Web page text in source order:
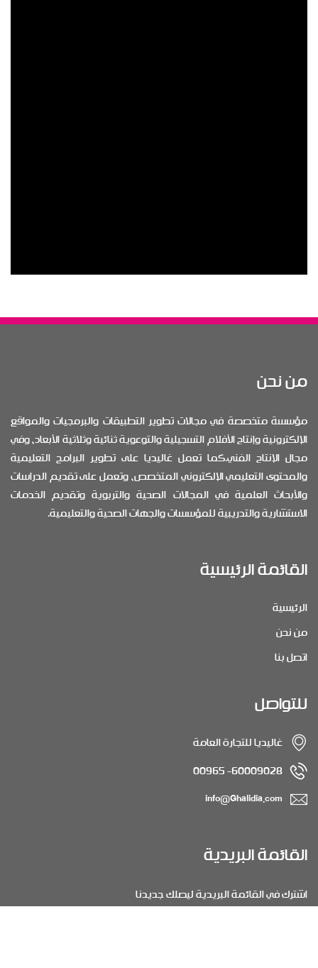
من نحن
مؤسسة متخصصة في مجالات تطوير التطبيقات والبرمجيات والمواقع
الإلكترونية وإنتاج الأفلام التسجيلية والتوعوية ثنائية وثلاثية الأبعاد، وفي
مجال الإنتاج الفني.كما تعمل غاليديا على تطوير البرامج التعليمية
والمحتوى التعليمي الإلكتروني المتخصص، وتعمل على تقديم الدراسات
والأبحاث العلمية في المجالات الصحية والتربوية وتقديم الخدمات
الاستشارية والتدريبية للمؤسسات والجهات الصحية والتعليمية.
القائمة الرئيسية
الرئيسية
من نحن
اتصل بنا
للتواصل
غاليديا للتجارة العامة
60009028- 00965
info@Ghalidia.com
القائمة البريدية
اشترك في القائمة البريدية ليصلك جديدنا